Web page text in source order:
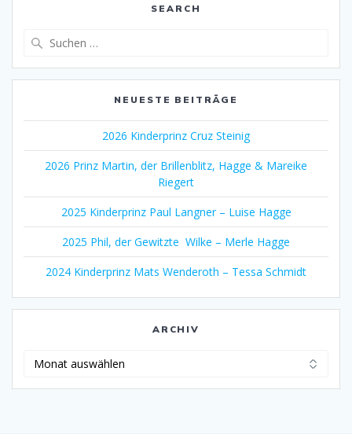
SEARCH
NEUESTE BEITRÄGE
2026 Kinderprinz Cruz Steinig
2026 Prinz Martin, der Brillenblitz, Hagge & Mareike
Riegert
2025 Kinderprinz Paul Langner – Luise Hagge
2025 Phil, der Gewitzte Wilke – Merle Hagge
2024 Kinderprinz Mats Wenderoth – Tessa Schmidt
ARCHIV